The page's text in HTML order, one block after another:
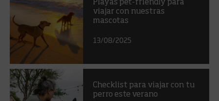
Playas pet-friendly para
viajar con nuestras
mascotas
13/08/2025
Checklist para viajar con tu
perro este verano